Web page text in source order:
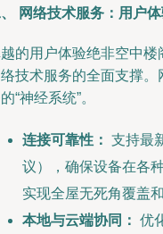
网络技术服务：用户
的用户体验绝非空中
技术服务的全面支撑
“神经系统”。
连接可靠性： 支持最
议），确保设备在各
实现全屋无死角覆盖
本地与云端协同： 优